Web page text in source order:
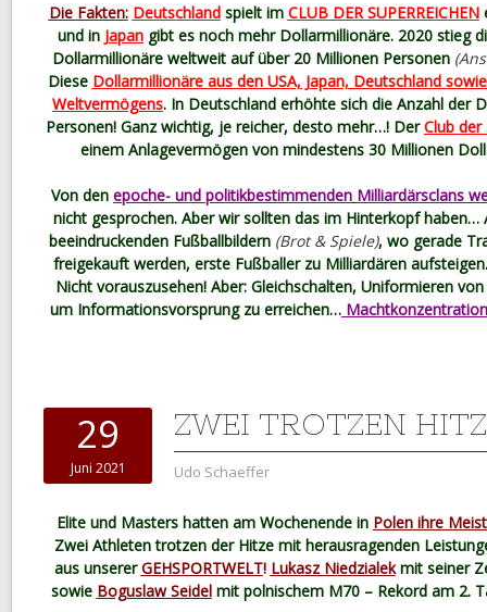
Die Fakten: Deutschlandspielt im CLUB DER SUPERREICHEN
und in Japan gibt es noch mehr Dollarmillionäre. 2020 stieg
Dollarmillionäre weltweit auf über 20 Millionen Personen
Diese Dollarmillionäre aus den USA, Japan, Deutschland
Weltvermögens. In Deutschland erhöhte sich die Anzahl der
Personen! Ganz wichtig, je reicher, desto mehr…! DerClub
einem Anlagevermögen von mindestens 30 Millionen
Von den epoche- und politikbestimmenden Milliardärsclans
nicht gesprochen. Aber wir sollten das im Hinterkopf haben…
beeindruckenden Fußballbildern (Brot & Spiele), wo gerade
freigekauft werden, erste Fußballer zu Milliardären
Nicht vorauszusehen! Aber: Gleichschalten, Uniformieren
um Informationsvorsprung zu erreichen…
29
Juni 2021
ZWEI TROTZEN
Udo Schaeffer
Elite und Masters hatten am Wochenende in Polen ihre
Zwei Athleten trotzen der Hitze mit herausragenden
aus unsererGEHSPORTWELT! Lukasz Niedzialekmit seiner
sowie Boguslaw Seidelmit polnischem M70 – Rekord am 2.